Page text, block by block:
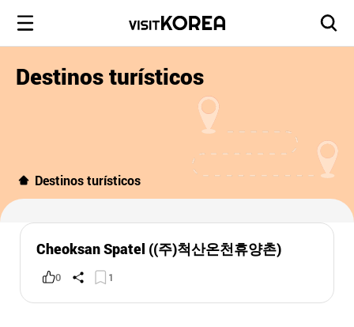
Destinos turísticos
Destinos turísticos
Cheoksan Spatel ((주)척산온천휴양촌)
0 1